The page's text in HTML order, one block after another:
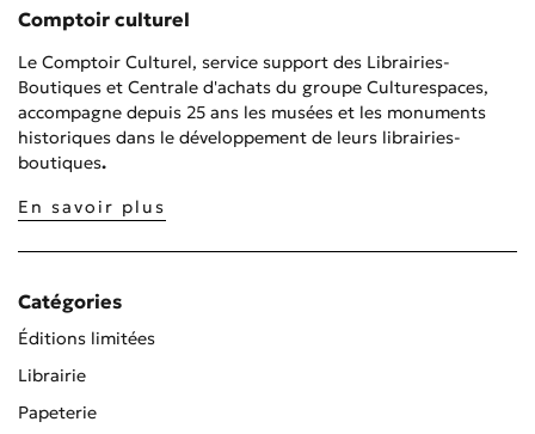
Comptoir culturel
Le Comptoir Culturel, service support des Librairies-
Boutiques et Centrale d'achats du groupe Culturespaces,
accompagne depuis 25 ans les musées et les monuments
historiques dans le développement de leurs librairies-
boutiques.
En savoir plus
Catégories
Éditions limitées
Librairie
Papeterie